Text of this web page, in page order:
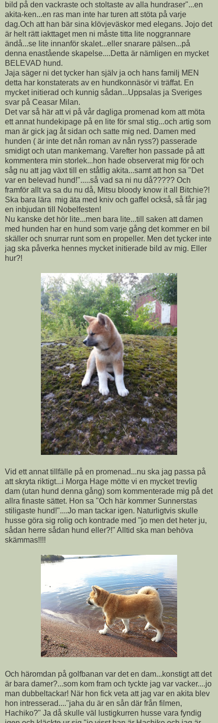
bild på den vackraste och stoltaste av alla hundraser"...en
akita-ken...en ras man inte har turen att stöta på varje
dag.Och att han bär sina klövjeväskor med elegans. Jojo det
är helt rätt iakttaget men ni måste titta lite noggrannare
ändå...se lite innanför skalet...eller snarare pälsen...på
denna enastående skapelse....Detta är nämligen en mycket
BELEVAD hund.
Jaja säger ni det tycker han själv ja och hans familj MEN
detta har konstaterats av en hundkonnäsör vi träffat. En
mycket initierad och kunnig sådan...Uppsalas ja Sveriges
svar på Ceasar Milan.
Det var så här att vi på vår dagliga promenad kom att möta
ett annat hundekipage på en lite för smal stig...och artig som
man är gick jag åt sidan och satte mig ned. Damen med
hunden ( är inte det nån roman av nån ryss?) passerade
smidigt och utan mankemang. Varefter hon passade på att
kommentera min storlek...hon hade observerat mig för och
såg nu att jag växt till en ståtlig akita...samt att hon sa "Det
var en belevad hund!".....så vad sa ni nu då????? Och
framför allt va sa du nu då, Mitsu bloody know it all Bitchie?!
Ska bara lära mig äta med kniv och gaffel också, så får jag
en inbjudan till Nobelfesten!
Nu kanske det hör lite...men bara lite...till saken att damen
med hunden har en hund som varje gång det kommer en bil
skäller och snurrar runt som en propeller. Men det tycker inte
jag ska påverka hennes mycket initierade bild av mig. Eller
hur?!
Vid ett annat tillfälle på en promenad...nu ska jag passa på
att skryta riktigt...i Morga Hage mötte vi en mycket trevlig
dam (utan hund denna gång) som kommenterade mig på det
allra finaste sättet. Hon sa "Och här kommer Sunnerstas
stiligaste hund!"....Jo man tackar igen. Naturligtvis skulle
husse göra sig rolig och kontrade med "jo men det heter ju,
sådan herre sådan hund eller?!" Alltid ska man behöva
skämmas!!!!
Och häromdan på golfbanan var det en dam...konstigt att det
är bara damer?...som kom fram och tyckte jag var vacker....jo
man dubbeltackar! När hon fick veta att jag var en akita blev
hon intresserad...."jaha du är en sån där från filmen,
Hachiko?" Ja då skulle väl lustigkurren husse vara fyndig